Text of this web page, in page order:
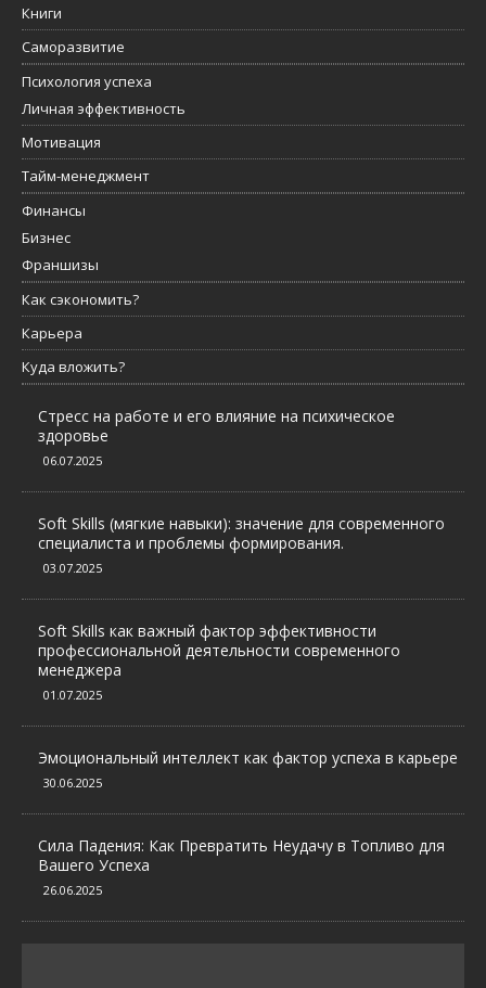
Книги
Саморазвитие
Психология успеха
Личная эффективность
Мотивация
Тайм-менеджмент
Финансы
Бизнес
Франшизы
Как сэкономить?
Карьера
Куда вложить?
Стресс на работе и его влияние на психическое
здоровье
06.07.2025
Soft Skills (мягкие навыки): значение для современного
специалиста и проблемы формирования.
03.07.2025
Soft Skills как важный фактор эффективности
профессиональной деятельности современного
менеджера
01.07.2025
Эмоциональный интеллект как фактор успеха в карьере
30.06.2025
Сила Падения: Как Превратить Неудачу в Топливо для
Вашего Успеха
26.06.2025